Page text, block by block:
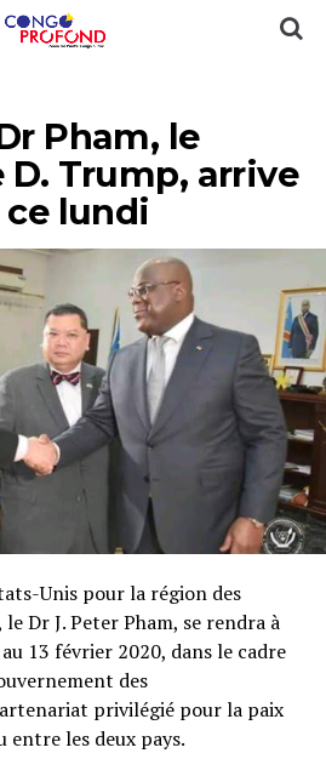
Pham, le
D. Trump, arrive
ce lundi
Unis pour la région des
le Dr J. Peter Pham, se rendra à
13 février 2020, dans le cadre
des
privilégié pour la paix
les deux pays.